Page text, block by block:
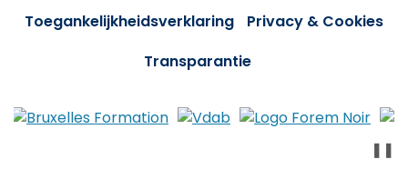
Toegankelijkheidsverklaring
Privacy & Cookies
Transparantie
❚❚